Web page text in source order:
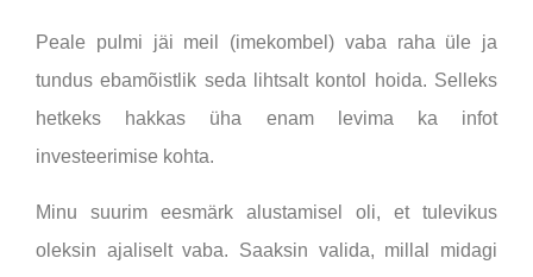
Peale pulmi jäi meil (imekombel) vaba raha üle ja
tundus ebamõistlik seda lihtsalt kontol hoida. Selleks
hetkeks hakkas üha enam levima ka infot
investeerimise kohta.
Minu suurim eesmärk alustamisel oli, et tulevikus
oleksin ajaliselt vaba. Saaksin valida, millal midagi